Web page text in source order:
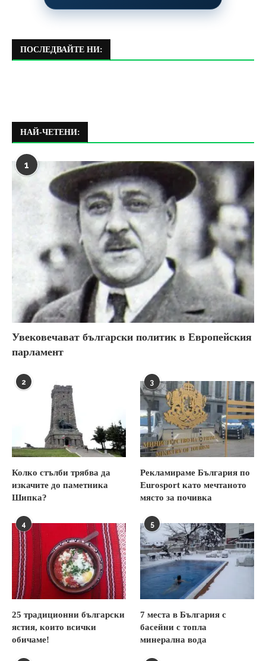
ПОСЛЕДВАЙТЕ НИ:
НАЙ-ЧЕТЕНИ:
1
Увековечават български политик в Европейския
парламент
2
Колко стълби трябва да
изкачите до паметника
Шипка?
3
Рекламираме България по
Eurosport като мечтаното
място за почивка
4
25 традиционни български
ястия, които всички
обичаме!
5
7 места в България с
басейни с топла
минерална вода